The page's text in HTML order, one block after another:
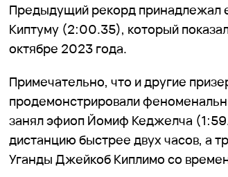
Предыдущий рекорд принадлежал
Киптуму (2:00.35), который
октябре 2023 года.
Примечательно, что и другие
продемонстрировали
занял эфиоп Йомиф Кеджелча
дистанцию быстрее двух часов, а
Уганды Джейкоб Киплимо со